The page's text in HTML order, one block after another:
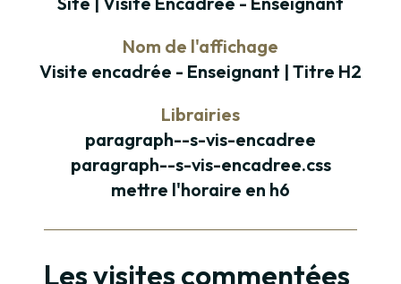
Nom de l'affichage
Visite encadrée - Enseignant | Titre H2
Librairies
paragraph--s-vis-encadree
paragraph--s-vis-encadree.css
mettre l'horaire en h6
Les visites commentées